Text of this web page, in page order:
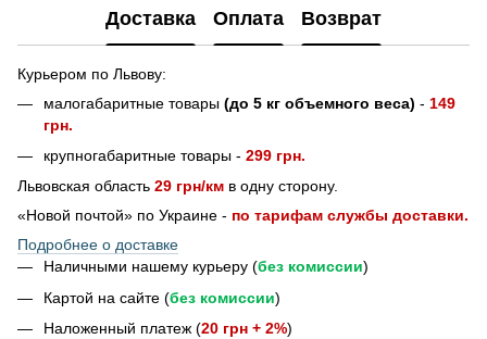
Доставка Оплата Возврат
Курьером по Львову:
малогабаритные товары (до 5 кг объемного веса) - 149
грн.
крупногабаритные товары - 299 грн.
Львовская область 29 грн/км в одну сторону.
«Новой почтой» по Украине - по тарифам службы доставки.
Подробнее о доставке
Наличными нашему курьеру (без комиссии)
Картой на сайте (без комиссии)
Наложенный платеж (20 грн + 2%)